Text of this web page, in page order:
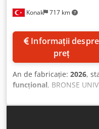
Konak 717 km
preț
An de fabricație: 2026,
funcțional, BRONSE
Viteză Premium pentru
UNIVERSA 250
generație, complet